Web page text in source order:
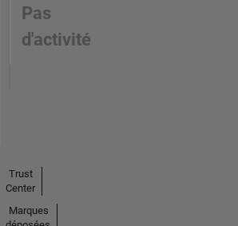
Pas
d'activité
Trust
Center
Marques